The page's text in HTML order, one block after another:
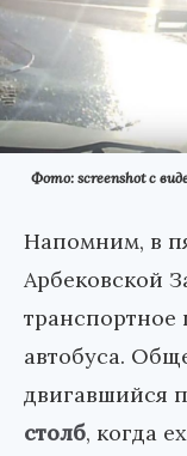
Фото: screenshot с
Напомним, в
Арбековской
транспортное
автобуса.
двигавшийся
столб, когда